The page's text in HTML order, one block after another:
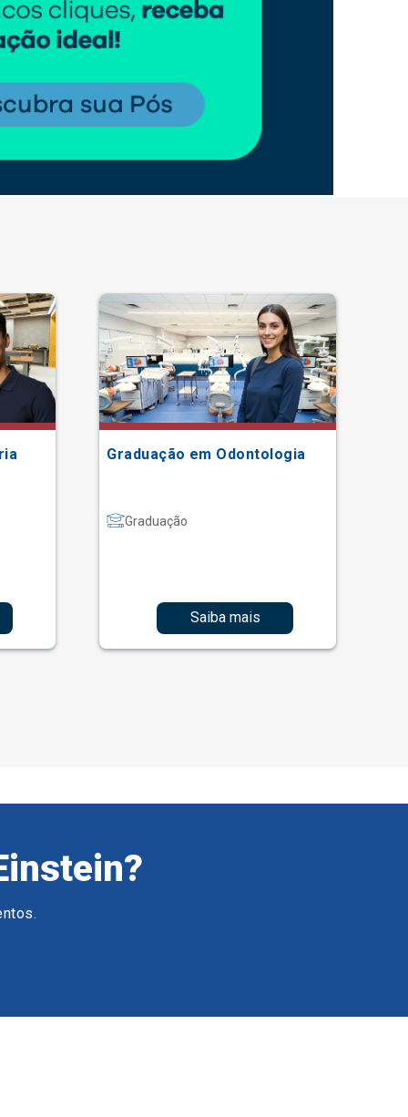
Graduação em Odontologia
Graduação
Saiba mais